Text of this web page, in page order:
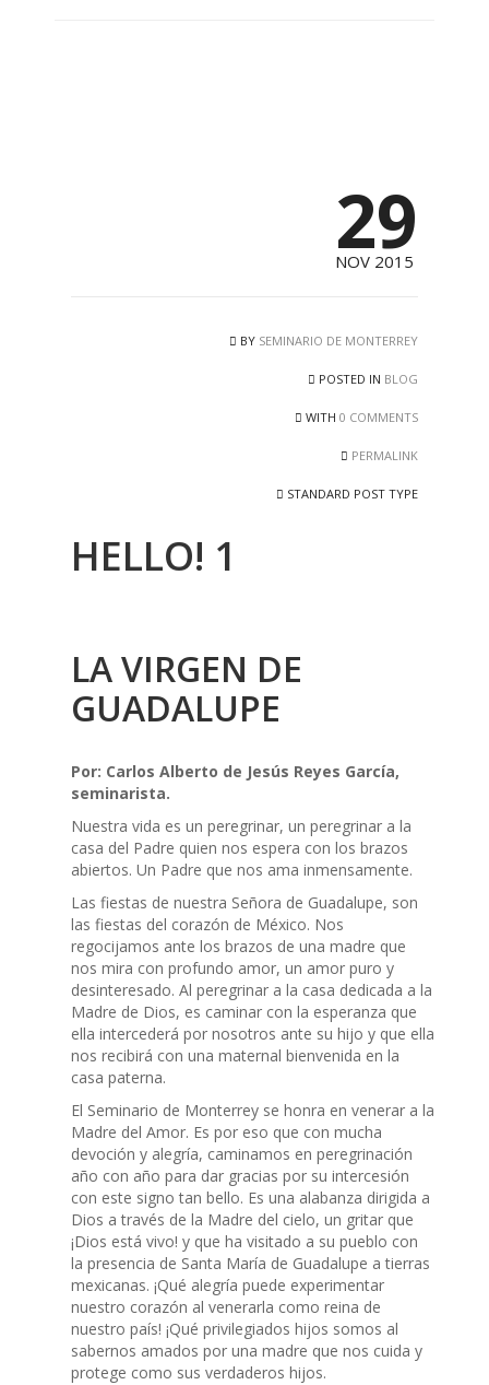
29
NOV 2015
BY SEMINARIO DE MONTERREY
POSTED IN BLOG
WITH 0 COMMENTS
PERMALINK
STANDARD POST TYPE
HELLO! 1
LA VIRGEN DE
GUADALUPE
Por: Carlos Alberto de Jesús Reyes García,
seminarista.
Nuestra vida es un peregrinar, un peregrinar a la
casa del Padre quien nos espera con los brazos
abiertos. Un Padre que nos ama inmensamente.
Las fiestas de nuestra Señora de Guadalupe, son
las fiestas del corazón de México. Nos
regocijamos ante los brazos de una madre que
nos mira con profundo amor, un amor puro y
desinteresado. Al peregrinar a la casa dedicada a la
Madre de Dios, es caminar con la esperanza que
ella intercederá por nosotros ante su hijo y que ella
nos recibirá con una maternal bienvenida en la
casa paterna.
El Seminario de Monterrey se honra en venerar a la
Madre del Amor. Es por eso que con mucha
devoción y alegría, caminamos en peregrinación
año con año para dar gracias por su intercesión
con este signo tan bello. Es una alabanza dirigida a
Dios a través de la Madre del cielo, un gritar que
¡Dios está vivo! y que ha visitado a su pueblo con
la presencia de Santa María de Guadalupe a tierras
mexicanas. ¡Qué alegría puede experimentar
nuestro corazón al venerarla como reina de
nuestro país! ¡Qué privilegiados hijos somos al
sabernos amados por una madre que nos cuida y
protege como sus verdaderos hijos.